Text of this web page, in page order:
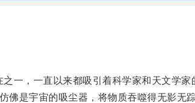
，一直以来都吸引着科学家和天文学家
是宇宙的吸尘器，将物质吞噬得无影无踪